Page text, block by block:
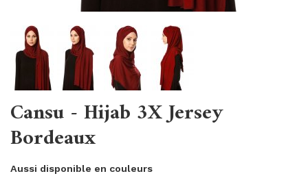
Cansu - Hijab 3X Jersey
Bordeaux
Aussi disponible en couleurs